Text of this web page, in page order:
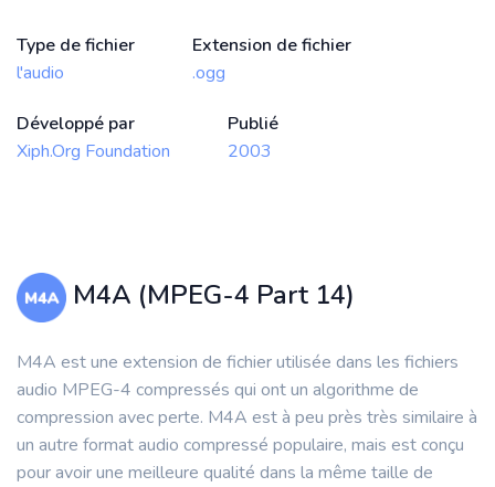
Type de fichier
l'audio
Extension de fichier
.ogg
Développé par
Xiph.Org Foundation
Publié
2003
M4A (MPEG-4 Part 14)
M4A est une extension de fichier utilisée dans les fichiers
audio MPEG-4 compressés qui ont un algorithme de
compression avec perte. M4A est à peu près très similaire à
un autre format audio compressé populaire, mais est conçu
pour avoir une meilleure qualité dans la même taille de